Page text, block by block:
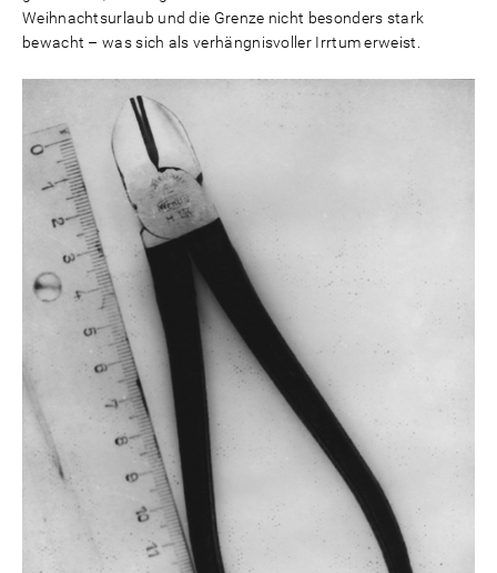
Weihnachtsurlaub und die Grenze nicht besonders stark
bewacht – was sich als verhängnisvoller Irrtum erweist.